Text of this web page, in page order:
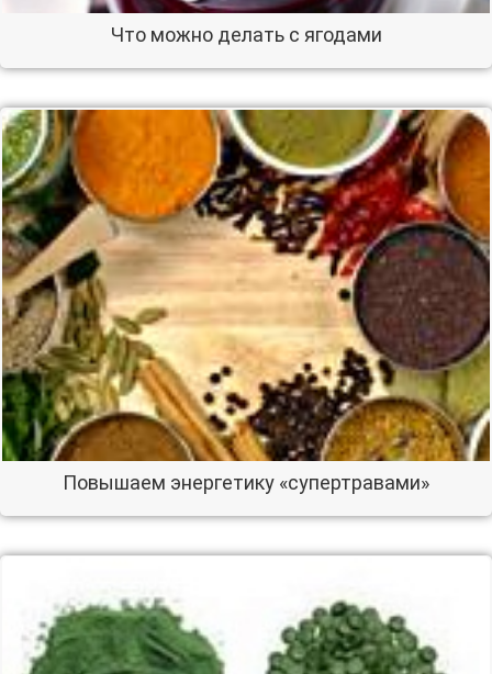
Что можно делать с ягодами
Повышаем энергетику «супертравами»